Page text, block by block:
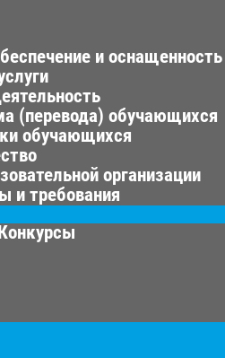
и
(перевода) обучающихся
обучающихся
организации
и требования